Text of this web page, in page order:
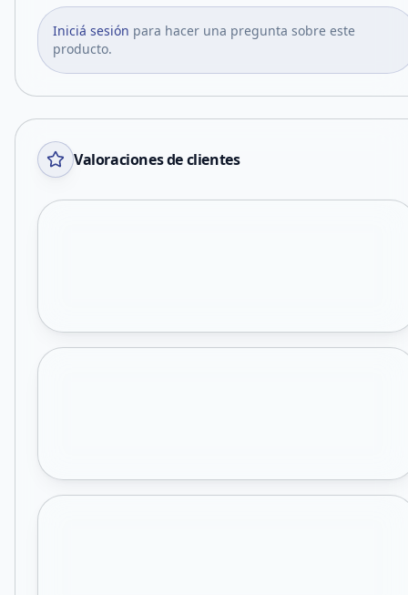
Iniciá sesión para hacer una pregunta sobre este
producto.
Valoraciones de clientes